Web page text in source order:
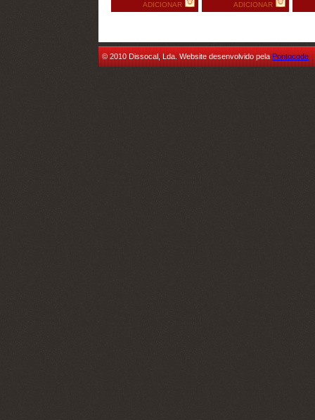
ADICIONAR ADICIONAR
© 2010 Dissocal, Lda. Website desenvolvido pelaPontocode